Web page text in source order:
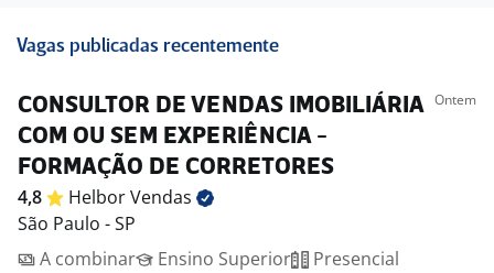
Vagas publicadas recentemente
CONSULTOR DE VENDAS IMOBILIÁRIA
COM OU SEM EXPERIÊNCIA -
FORMAÇÃO DE CORRETORES
Ontem
4,8 HelborVendas
São Paulo - SP
A combinar
Ensino Superior Presencial